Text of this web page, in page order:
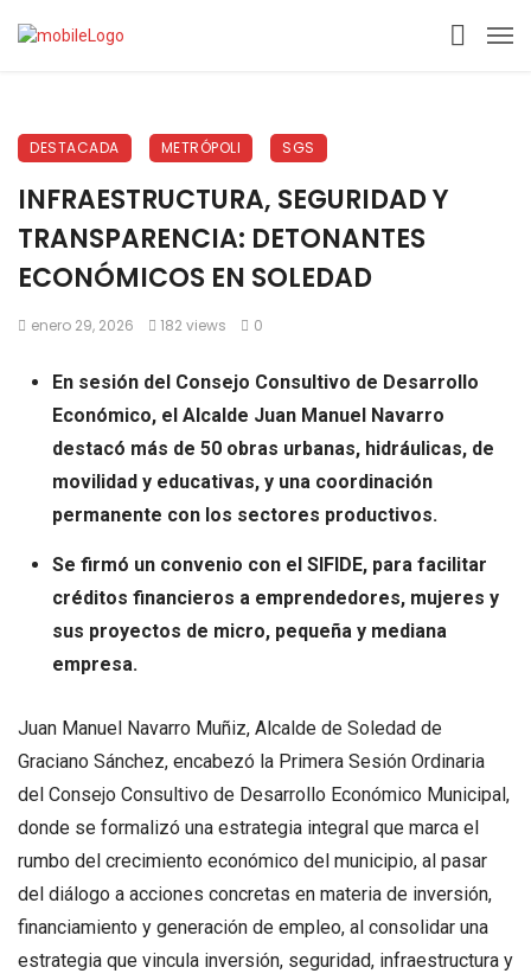
DESTACADA METRÓPOLI SGS
INFRAESTRUCTURA, SEGURIDAD Y
TRANSPARENCIA: DETONANTES
ECONÓMICOS EN SOLEDAD
enero 29, 2026 182 views 0
En sesión del Consejo Consultivo de Desarrollo
Económico, el Alcalde Juan Manuel Navarro
destacó más de 50 obras urbanas, hidráulicas, de
movilidad y educativas, y una coordinación
permanente con los sectores productivos.
Se firmó un convenio con el SIFIDE, para facilitar
créditos financieros a emprendedores, mujeres y
sus proyectos de micro, pequeña y mediana
empresa.
Juan Manuel Navarro Muñiz, Alcalde de Soledad de
Graciano Sánchez, encabezó la Primera Sesión Ordinaria
del Consejo Consultivo de Desarrollo Económico Municipal,
donde se formalizó una estrategia integral que marca el
rumbo del crecimiento económico del municipio, al pasar
del diálogo a acciones concretas en materia de inversión,
financiamiento y generación de empleo, al consolidar una
estrategia que vincula inversión, seguridad, infraestructura y